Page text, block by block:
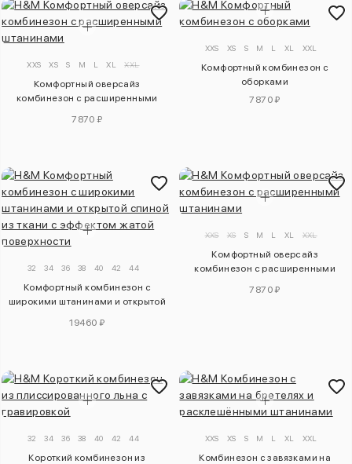
XXS XS S M L XL XXL
Комфортный оверсайз
комбинезон с расширенными
7870 ₽
XXS XS S M L XL XXL
Комфортный комбинезон с
оборками
7870 ₽
32 34 36 38 40 42 44
Комфортный комбинезон с
широкими штанинами и открытой
19460 ₽
XXS XS S M L XL XXL
Комфортный оверсайз
комбинезон с расширенными
7870 ₽
32 34 36 38 40 42 44
Короткий комбинезон из
XXS XS S M L XL XXL
Комбинезон с завязками на